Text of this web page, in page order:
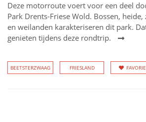
Deze motorroute voert voor een deel
Park Drents-Friese Wold. Bossen,
en weilanden karakteriseren dit park.
genieten tijdens deze rondtrip.
BEETSTERZWAAG FRIESLAND